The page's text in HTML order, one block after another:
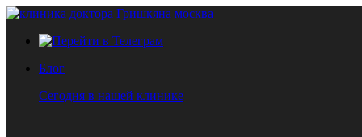
Блог
Сегодня в нашей клинике